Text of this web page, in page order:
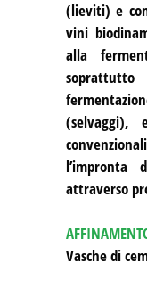
(lieviti) e
vini
alla
(selvaggi),
l’impronta
attraverso
Vasche di